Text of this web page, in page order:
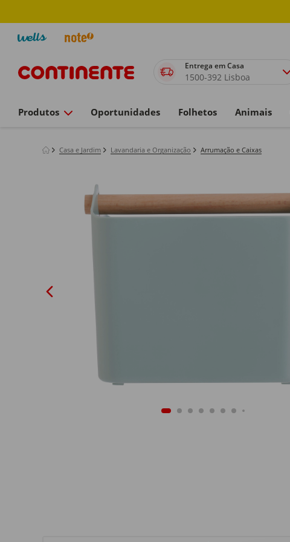
Entrega em Casa
1500-392 Lisboa
Produtos Oportunidades Folhetos Animais
Casa e Jardim Lavandaria e Organização Arrumação e Caixas